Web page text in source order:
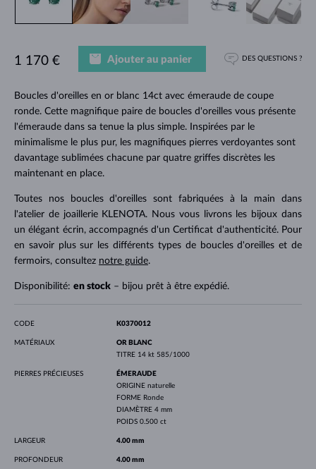
Boucles d'oreilles en or blanc 14ct avec émeraude de coupe
ronde. Cette magnifique paire de boucles d'oreilles vous présente
l'émeraude dans sa tenue la plus simple. Inspirées par le
minimalisme le plus pur, les magnifiques pierres verdoyantes sont
davantage sublimées chacune par quatre griffes discrètes les
maintenant en place.
Toutes nos boucles d'oreilles sont fabriquées à la main dans
l'atelier de joaillerie KLENOTA. Nous vous livrons les bijoux dans
un élégant écrin, accompagnés d'un Certificat d'authenticité. Pour
en savoir plus sur les différents types de boucles d'oreilles et de
fermoirs, consultez notre guide.
Disponibilité: en stock– bijou prêt à être expédié.
1 170 € Ajouter au panier DES QUESTIONS ?
CODE K0370012
MATÉRIAUX
OR BLANC
TITRE 14 kt 585/1000
PIERRES PRÉCIEUSES
ÉMERAUDE
ORIGINE naturelle
FORME Ronde
DIAMÈTRE 4 mm
POIDS 0.500 ct
LARGEUR 4.00 mm
PROFONDEUR 4.00 mm